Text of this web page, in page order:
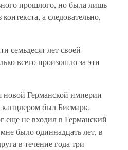
прошлого, но была лишь
а следовательно,
семьдесят лет своей
всего произошло за эти
Германской империи
канцлером был Бисмарк.
еще не входил в Германский
было одиннадцать лет, в
в течение года три